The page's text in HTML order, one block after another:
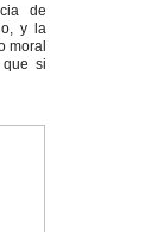
de
y la
moral
si